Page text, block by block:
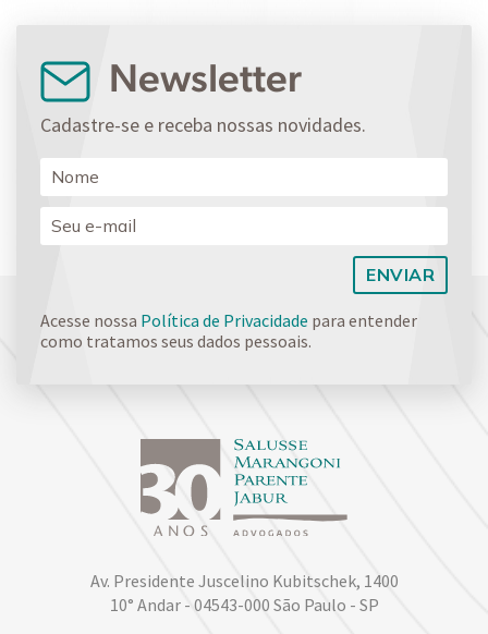
Newsletter
Cadastre-se e receba nossas novidades.
Acesse nossa Política de Privacidade para entender
como tratamos seus dados pessoais.
Av. Presidente Juscelino Kubitschek, 1400
10° Andar - 04543-000 São Paulo - SP